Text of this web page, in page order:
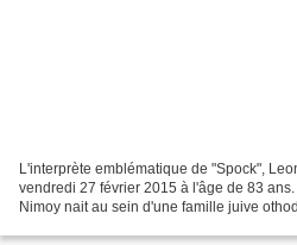
L'interprète emblématique de "Spock",
vendredi 27 février 2015 à l'âge de 83
Nimoy nait au sein d'une famille juive